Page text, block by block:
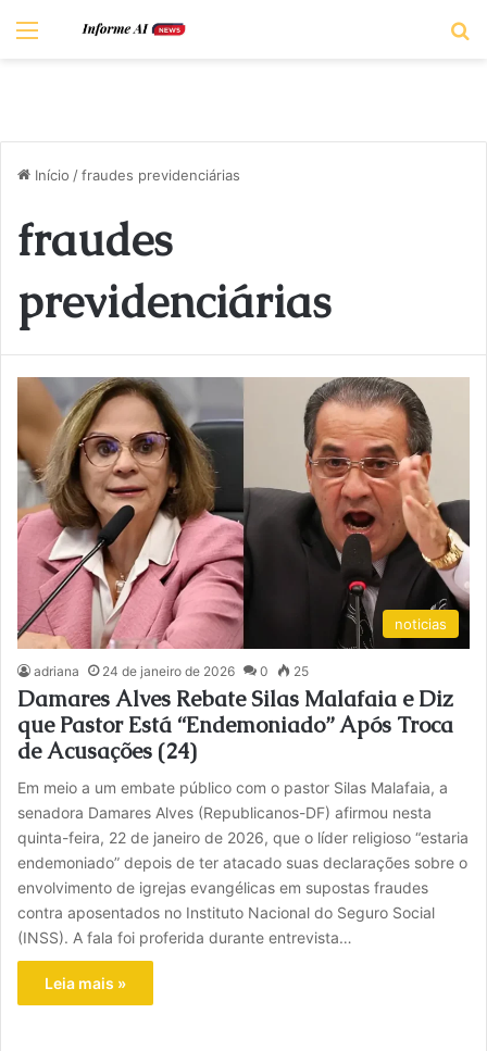
Menu
Início /fraudes previdenciárias
fraudes
previdenciárias
noticias
adriana 24 de janeiro de 2026 0 25
Damares Alves Rebate Silas Malafaia e Diz
que Pastor Está “Endemoniado” Após Troca
de Acusações (24)
Em meio a um embate público com o pastor Silas Malafaia, a
senadora Damares Alves (Republicanos-DF) afirmou nesta
quinta-feira, 22 de janeiro de 2026, que o líder religioso “estaria
endemoniado” depois de ter atacado suas declarações sobre o
envolvimento de igrejas evangélicas em supostas fraudes
contra aposentados no Instituto Nacional do Seguro Social
(INSS). A fala foi proferida durante entrevista…
Leia mais »